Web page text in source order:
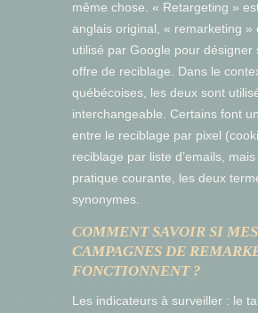
même chose. « Retargeting »
anglais original, « remarketing »
utilisé par Google pour désigner
offre de reciblage. Dans le
québécoises, les deux sont
interchangeable. Certains font
entre le reciblage par pixel
reciblage par liste d’emails,
pratique courante, les deux
synonymes.
COMMENT SAVOIR SI MES
CAMPAGNES DE
FONCTIONNENT ?
Les indicateurs à surveiller : le